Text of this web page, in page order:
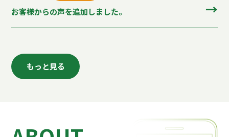
お客様からの声を追加しました。
もっと見る